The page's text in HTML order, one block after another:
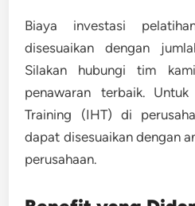
Biaya investasi
disesuaikan dengan
Silakan hubungi tim
penawaran terbaik.
Training (IHT) di
dapat disesuaikan dengan
perusahaan.